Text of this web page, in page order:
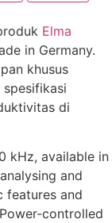
Elma
in Germany.
khusus
di
kHz, available in
and
features and
controlled